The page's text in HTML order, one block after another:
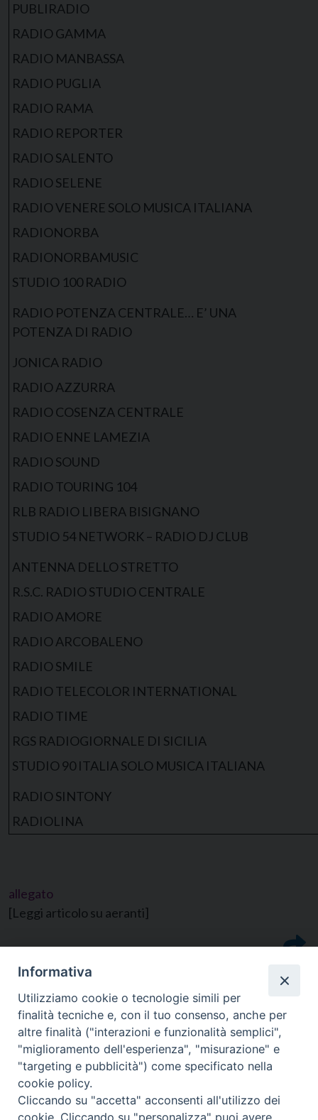
PUBLIRADIO
RADIO GAMMA
RADIO MANBASSA
RADIO PUGLIA
RADIO RAMA
RADIO REPORTER
RADIO SALENTO
RADIO SELENE
RADIO VENERE SOLO MUSICA ITALIANA
RADIONORBA
RADIONORBAMUSIC
STUDIO 100 RADIO
RADIO POTENZA CENTRALE… E’ UNA
POTENZA DI RADIO
JONICA RADIO
RADIO AZZURRA
RADIO COSENZA CENTRALE
RADIO ENNE LAMEZIA
RADIO SOUND
RADIO TOURING 104
RLB RADIO LIBERA BISIGNANO
STUDIO 54 NETWORK – RADIO DJ CLUB
ANTENNA DELLO STRETTO
R.S.C. RADIO STUDIO CENTRALE
RADIO AMORE
RADIO ARCOBALENO
RADIO SMILE
RADIO TELECOLOR INTERNATIONAL
RADIO TIME
RGS RADIOGIORNALE DI SICILIA
STUDIO 90 ITALIA SOLO MUSICA ITALIANA
RADIO SINTONY
RADIOLINA
allegato
[Leggi articolo su aeranti]
Informativa
Utilizziamo cookie o tecnologie simili per
finalità tecniche e, con il tuo consenso, anche per
altre finalità ("interazioni e funzionalità semplici",
"miglioramento dell'esperienza", "misurazione" e
"targeting e pubblicità") come specificato nella
cookie policy.
Cliccando su "accetta" acconsenti all'utilizzo dei